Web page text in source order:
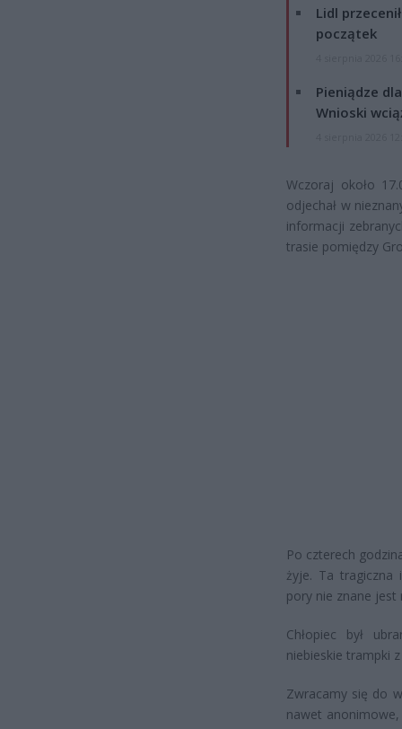
Lidl
początek
Pieniądze
Wnioski
Wczoraj około
odjechał w
informacji
trasie pomiędzy
Po czterech
żyje. Ta tragiczna
pory nie znane
Chłopiec był
niebieskie trampki
Zwracamy się do
nawet